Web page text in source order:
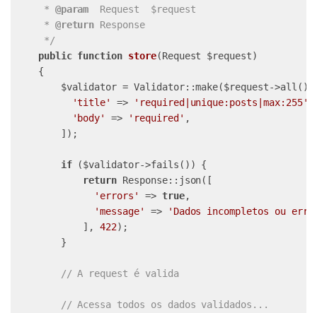
     *
@param
  Request  $request
     *
@return Response
     */
public function store(Request $request)
{
$validator = Validator::make($request->all(),
'title'
=> 'required|unique:posts|max:255'
'body'
=> 'required' ,
        ]);
if ($validator->fails()) {
return Response::json([
'errors'
=> true,
'message'
=>
'Dados incompletos ou
            ],
422);
        }
// A request é valida
// Acessa todos os dados validados...